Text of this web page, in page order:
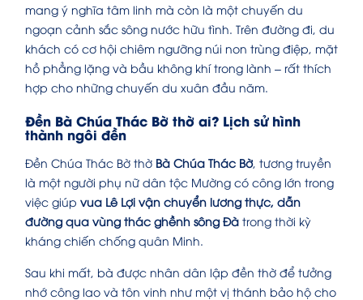
mang ý nghĩa tâm linh mà còn là một chuyến du
ngoạn cảnh sắc sông nước hữu tình. Trên đường đi, du
khách có cơ hội chiêm ngưỡng núi non trùng điệp, mặt
hồ phẳng lặng và bầu không khí trong lành – rất thích
hợp cho những chuyến du xuân đầu năm.
Đền Bà Chúa Thác Bờ thờ ai? Lịch sử hình
thành ngôi đền
Đền Chúa Thác Bờ thờ Bà Chúa Thác Bờ, tương truyền
là một người phụ nữ dân tộc Mường có công lớn trong
việc giúp vua Lê Lợi vận chuyển lương thực, dẫn
đường qua vùng thác ghềnh sông Đà trong thời kỳ
kháng chiến chống quân Minh.
Sau khi mất, bà được nhân dân lập đền thờ để tưởng
nhớ công lao và tôn vinh như một vị thánh bảo hộ cho